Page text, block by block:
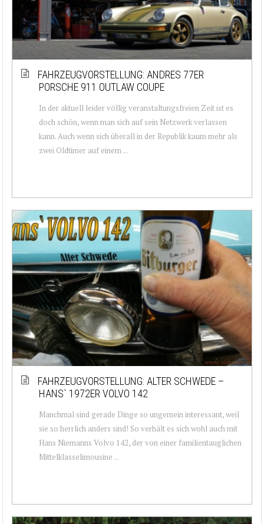
FAHRZEUGVORSTELLUNG: ANDRES 77ER
PORSCHE 911 OUTLAW COUPE
In der aktuell leider völlig veranstaltungsfreien Zeit ist es
doch schön, wenn man sich auf sein Netzwerk verlassen
kann. Auch wenn sich überall in der Republik kaum mehr als
zwei Oldtimer auf einem ...
FAHRZEUGVORSTELLUNG: ALTER SCHWEDE –
HANS` 1972ER VOLVO 142
Manchmal sind gerade Dinge so ungemein interessant, weil
sie so herrlich anders sind! So verhält es sich wohl auch mit
Hans Niemanns Volvo 142, der von einer familientauglichen
Mittelklasselimousine ...